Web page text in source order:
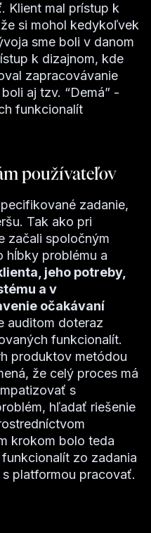
. Klient mal prístup k
si mohol kedykoľvek
sme boli v danom
k dizajnom, kde
zapracovávanie
aj tzv. “Demá” -
funkcionalít
používateľov
zadanie,
Tak ako pri
začali spoločným
hĺbky problému a
jeho potreby,
a v
očakávaní
auditom doteraz
funkcionalít.
produktov metódou
že celý proces má
s
hľadať riešenie
krokom bolo teda
zo zadania
platformou pracovať.